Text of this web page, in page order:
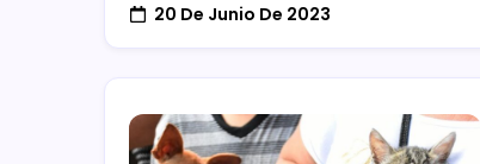
20 De Junio De 2023